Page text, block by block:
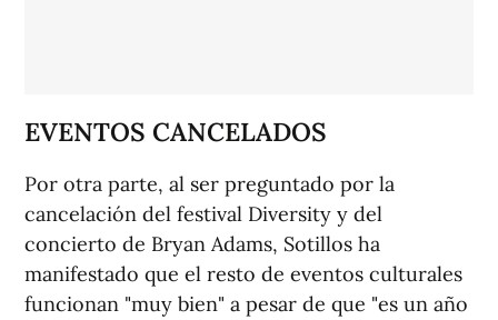
EVENTOS CANCELADOS
Por otra parte, al ser preguntado por la
cancelación del festival Diversity y del
concierto de Bryan Adams, Sotillos ha
manifestado que el resto de eventos culturales
funcionan "muy bien" a pesar de que "es un año